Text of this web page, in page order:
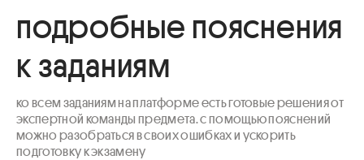
подробные пояснения
к заданиям
ко всем заданиям на платформе есть готовые решения от
экспертной команды предмета. с помощью пояснений
можно разобраться в своих ошибках и ускорить
подготовку к экзамену